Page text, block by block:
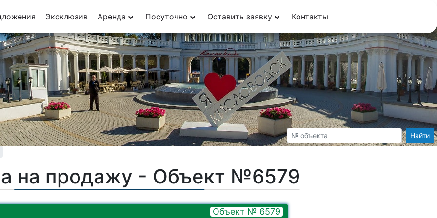
Эксклюзив Аренда Посуточно Оставить заявку Контакты
Найти
на продажу - Объект №6579
Объект № 6579